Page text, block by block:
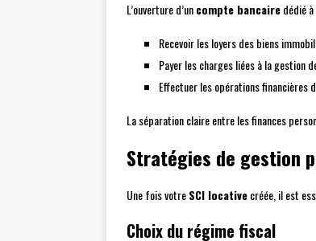
L’ouverture d’uncompte bancairedédié
Recevoir les loyers des biens
Payer les charges liées à la gestion
Effectuer les opérations financières
La séparation claire entre les finances
Stratégies de gestion
Une fois votreSCI locativecréée, il est
Choix du régime fiscal